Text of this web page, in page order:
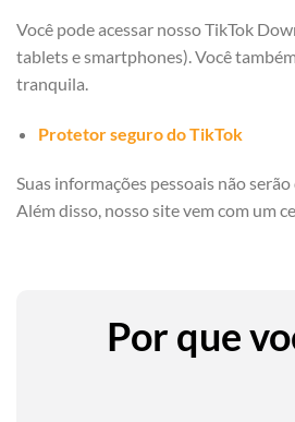
Você pode acessar nosso TikTok
tablets e smartphones). Você
tranquila.
Protetor seguro do TikTok
Suas informações pessoais não
Além disso, nosso site vem com um
Por que